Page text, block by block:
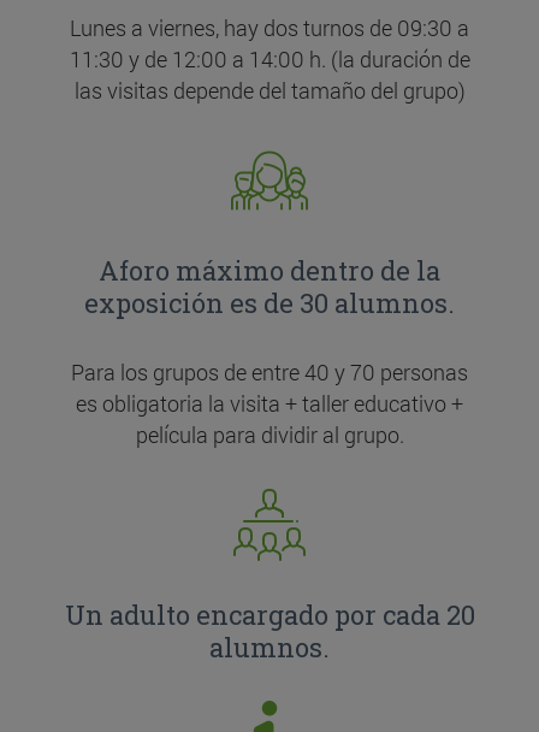
Lunes a viernes, hay dos turnos de 09:30 a
11:30 y de 12:00 a 14:00 h. (la duración de
las visitas depende del tamaño del grupo)
Aforo máximo dentro de la
exposición es de 30 alumnos.
Para los grupos de entre 40 y 70 personas
es obligatoria la visita + taller educativo +
película para dividir al grupo.
Un adulto encargado por cada 20
alumnos.